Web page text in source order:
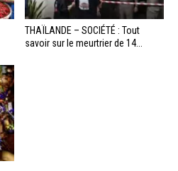
THAÏLANDE – SOCIÉTÉ : Tout
savoir sur le meurtrier de 14...